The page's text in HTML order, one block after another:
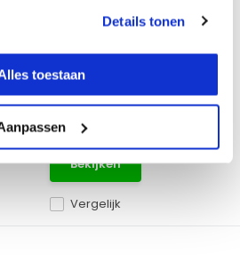
Details tonen
toestaan
De PL2 positioneerlaser
Vergelijk
€ 272,25
Bekijken